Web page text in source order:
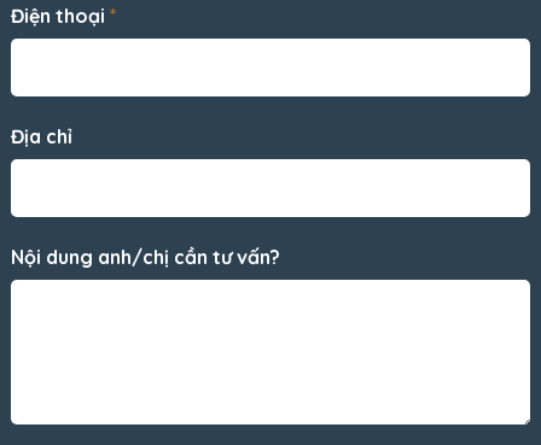
Điện thoại *
Địa chỉ
Nội dung anh/chị cần tư vấn?